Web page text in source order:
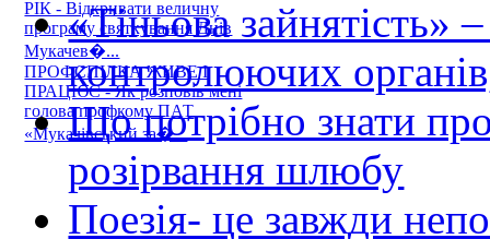
РІК - Відкривати величну
програму святкування Днів
Мукачев�...
ПРОФСПІЛКА ЖИВЕ І
ПРАЦЮЄ - Як розповів мені
голова профкому ПАТ
«Мукачівський за�...
«Тіньова зайнятість»
контролюючих
Що потрібно знати
розірвання шлюбу
Поезія- це завжди